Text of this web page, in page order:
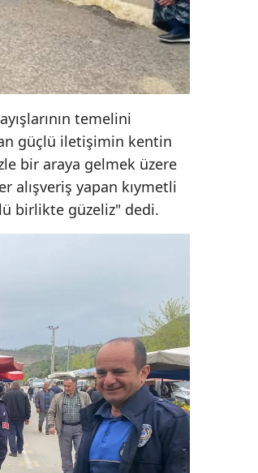
Şırnak
Bartın
Ardahan
Yalova
Karabük
Kilis
temelini
güçlü iletişimin kentin
bir araya gelmek üzere
alışveriş yapan kıymetli
birlikte güzeliz" dedi.